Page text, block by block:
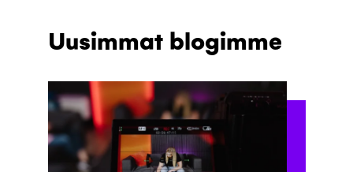
Uusimmat blogimme